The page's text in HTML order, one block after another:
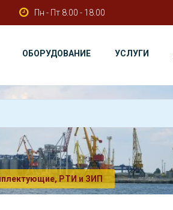
Пн - Пт 8.00 - 18.00
ОБОРУДОВАНИЕ УСЛУГИ
РТИ и ЗИП